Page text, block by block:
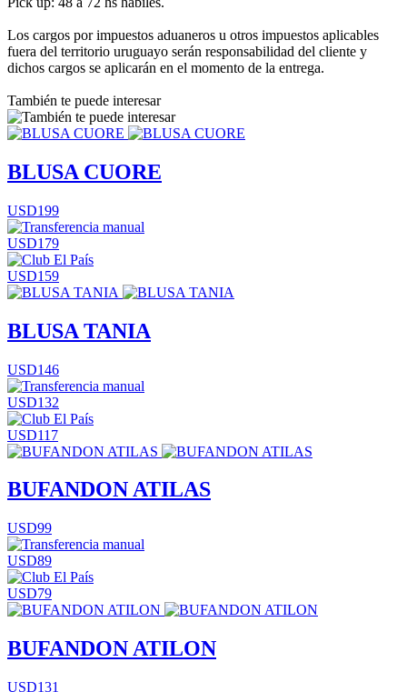
Los cargos por impuestos aduaneros u otros impuestos aplicables
fuera del territorio uruguayo serán responsabilidad del cliente y
dichos cargos se aplicarán en el momento de la entrega.
También te puede interesar
BLUSA CUORE
USD199
USD179
USD159
BLUSA TANIA
USD146
USD132
USD117
BUFANDON ATILAS
USD99
USD89
USD79
BUFANDON ATILON
USD131